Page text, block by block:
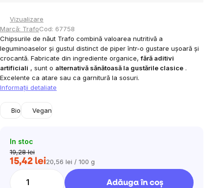
Vizualizare
Marcă: TrafoCod: 67758
Chipsurile de năut Trafo combină valoarea nutritivă a
leguminoaselor și gustul distinct de piper într-o gustare ușoară și
crocantă. Fabricate din ingrediente organice,fără aditivi
artificiali , sunt o alternativă sănătoasă la gustările clasice .
Excelente ca atare sau ca garnitură la sosuri.
Informaţii detaliate
Bio Vegan
In stoc
19,28 lei
15,42 leiEvaluare
20,56 lei / 100 g
Adăuga în coş